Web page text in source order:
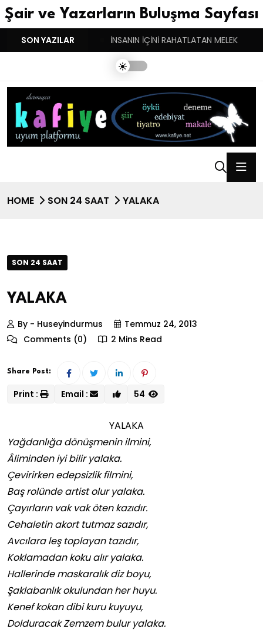
Şair ve Yazarların Buluşma Sayfası
SON YAZILAR
BASARINDIR! İNSANIN İÇİNİ RAHATLATAN MELEK
HOME SON 24 SAAT YALAKA
SON 24 SAAT
YALAKA
By - Huseyindurmus
Temmuz 24, 2013
Comments (0)
2 Mins Read
Share Post:
Print : Email : 54
YALAKA
Yağdanlığa dönüşmenin ilmini,
Âliminden iyi bilir yalaka.
Çevirirken edepsizlik filmini,
Baş rolünde artist olur yalaka.
Çayırların vak vak öten kazıdır.
Cehaletin akort tutmaz sazıdır,
Avcılara leş toplayan tazıdır,
Koklamadan koku alır yalaka.
Hallerinde maskaralık diz boyu,
Şaklabanlık okulundan her huyu.
Kenef kokan dibi kuru kuyuyu,
Dolduracak Zemzem bulur yalaka.